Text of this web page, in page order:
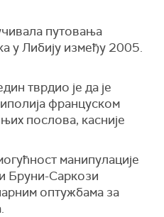
путовања
у Либију између 2005.
тврдио је да је
француском
послова, касније
манипулације
Бруни-Саркози
оптужбама за